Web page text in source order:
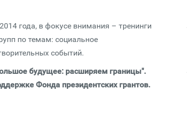
года, в фокусе внимания – тренинги
по темам: социальное
событий.
будущее: расширяем границы".
Фонда президентских грантов.